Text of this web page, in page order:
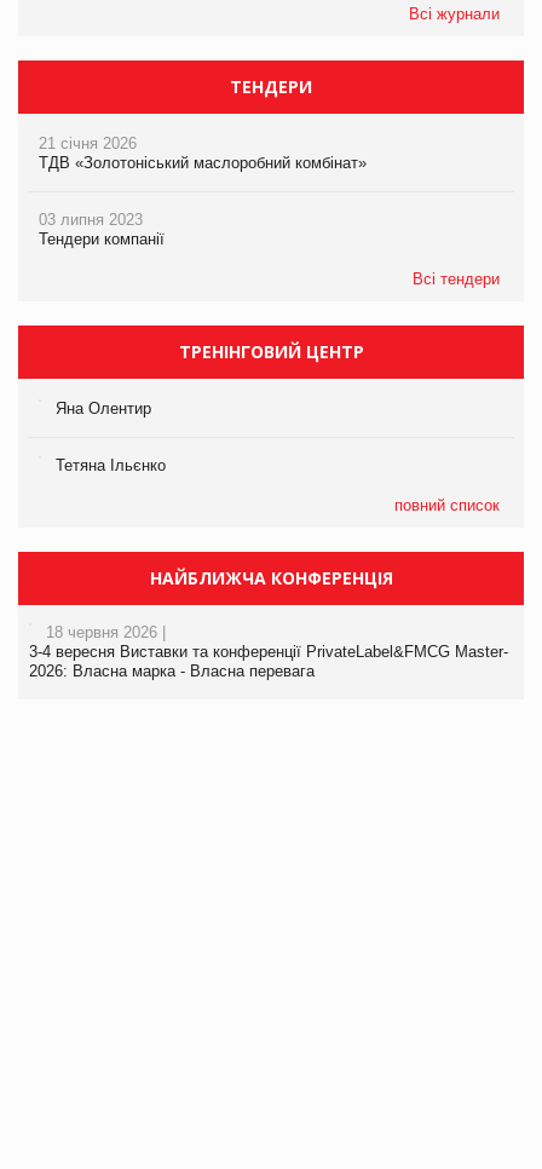
Всі журнали
ТЕНДЕРИ
21 січня 2026
ТДВ «Золотоніський маслоробний комбінат»
03 липня 2023
Тендери компанії
Всі тендери
ТРЕНІНГОВИЙ ЦЕНТР
Яна Олентир
Тетяна Ільєнко
повний список
НАЙБЛИЖЧА КОНФЕРЕНЦІЯ
18 червня 2026 |
3-4 вересня Виставки та конференції PrivateLabel&FMCG Master-
2026: Власна марка - Власна перевага